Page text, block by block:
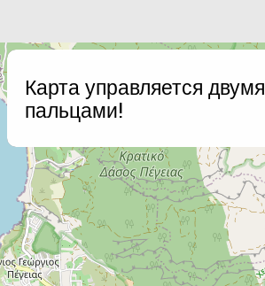
Карта управляется двумя
пальцами!
−